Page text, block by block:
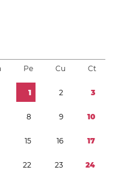
Pe Cu Ct
1 2 3
8 9 10
15 16 17
22 23 24